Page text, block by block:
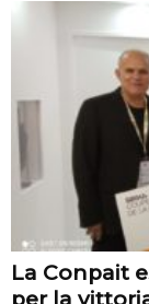
La Conpait
per la